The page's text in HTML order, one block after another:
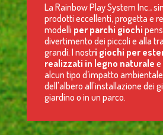
La Rainbow Play System Inc.,
prodotti eccellenti, progetta e
modelli per parchi giochi
divertimento dei piccoli e alla
grandi. I nostri giochi per
realizzati in legno naturale e
alcun tipo d’impatto
dell'albero all'installazione dei
giardino o in un parco.